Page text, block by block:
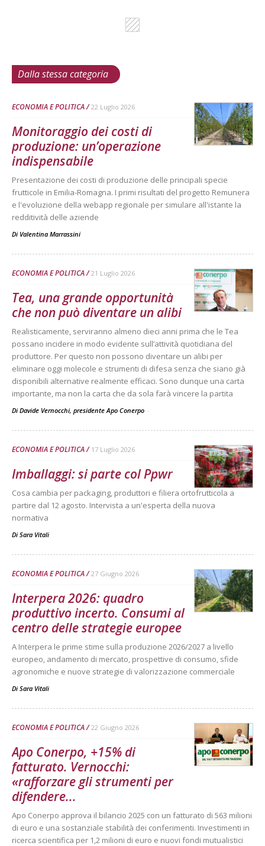
Dalla stessa categoria
ECONOMIA E POLITICA 22 Luglio 2026
Monitoraggio dei costi di
produzione: un’operazione
indispensabile
Presentazione dei costi di produzione delle principali specie
frutticole in Emilia-Romagna. I primi risultati del progetto Remunera
e l'evoluzione della webapp regionale per simulare all'istante la
redditività delle aziende
Di Valentina Marrassini
ECONOMIA E POLITICA 21 Luglio 2026
Tea, una grande opportunità
che non può diventare un alibi
Realisticamente, serviranno almeno dieci anni prima che le Tea
possano incidere in modo evidente sull’attività quotidiana del
produttore. Per questo non possono diventare un alibi per
eliminare oggi molecole e strumenti di difesa senza che siano già
disponibili alternative realmente efficaci. Sono dunque una carta
importante, ma non la carta che da sola farà vincere la partita
Di Davide Vernocchi, presidente Apo Conerpo -
ECONOMIA E POLITICA 17 Luglio 2026
Imballaggi: si parte col Ppwr
Cosa cambia per packaging, produttori e filiera ortofrutticola a
partire dal 12 agosto. Intervista a un'esperta della nuova
normativa
Di Sara Vitali
ECONOMIA E POLITICA 27 Giugno 2026
Interpera 2026: quadro
produttivo incerto. Consumi al
centro delle strategie europee
A Interpera le prime stime sulla produzione 2026/2027 a livello
europeo, andamento di mercato, prospettive di consumo, sfide
agronomiche e nuove strategie di valorizzazione commerciale
Di Sara Vitali
ECONOMIA E POLITICA 22 Giugno 2026
Apo Conerpo, +15% di
fatturato. Vernocchi:
«rafforzare gli strumenti per
difendere...
Apo Conerpo approva il bilancio 2025 con un fatturato di 563 milioni
di euro e una sostanziale stabilità dei conferimenti. Investimenti in
ricerca scientifica per 1,2 milioni di euro e nuovi fondi mutualistici